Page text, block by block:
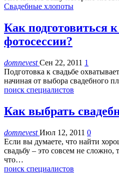
Свадебные хлопоты
Как подготовиться
фотосессии?
domnevestСен 22, 2011 1
Подготовка к свадьбе
начиная от выбора свадебного
поиск специалистов
Как выбрать
domnevestИюл 12, 2011 0
Если вы думаете, что найти
свадьбу – это совсем не сложно,
что…
поиск специалистов